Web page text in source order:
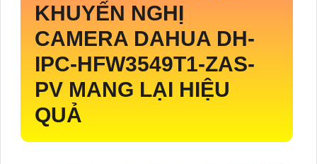
KHUYẾN NGHỊ
CAMERA DAHUA DH-
IPC-HFW3549T1-ZAS-
PV MANG LẠI HIỆU
QUẢ